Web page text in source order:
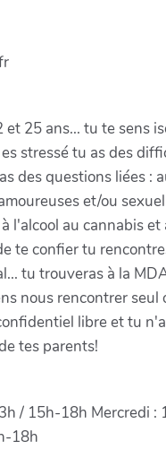
et 25 ans... tu te sens
es stressé tu as des
des questions liées :
et/ou
l'alcool au cannabis et
te confier tu
tu trouveras à la
nous rencontrer seul
libre et tu
tes parents!
/ 15h-18h Mercredi :
18h